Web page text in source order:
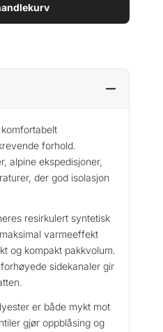
forhold.
alpine ekspedisjoner,
der god isolasjon
resirkulert syntetisk
varmeeffekt
og kompakt pakkvolum.
sidekanaler gir
er både mykt mot
gjør oppblåsing og